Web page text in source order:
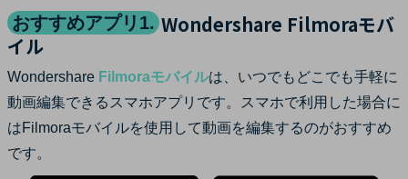
おすすめアプリ1. Wondershare Filmoraモバ
イル
Wondershare Filmoraモバイルは、いつでもどこでも手軽に
動画編集できるスマホアプリです。スマホで利用した場合に
はFilmoraモバイルを使用して動画を編集するのがおすすめ
です。